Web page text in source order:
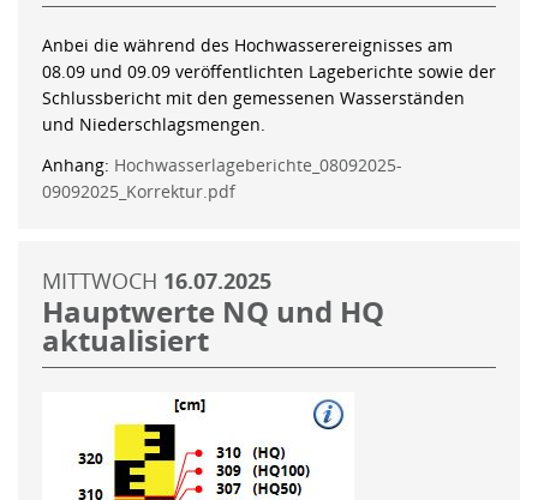
Anbei die während des Hochwasserereignisses am
08.09 und 09.09 veröffentlichten Lageberichte sowie der
Schlussbericht mit den gemessenen Wasserständen
und Niederschlagsmengen.
Anhang: Hochwasserlageberichte_08092025-
09092025_Korrektur.pdf
MITTWOCH 16.07.2025
Hauptwerte NQ und HQ
aktualisiert